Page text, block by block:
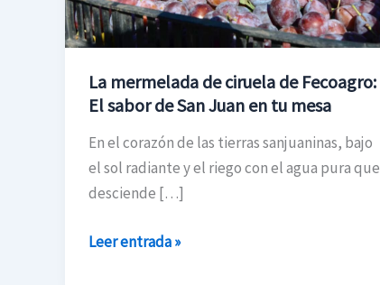
La mermelada de ciruela de Fecoagro:
El sabor de San Juan en tu mesa
En el corazón de las tierras sanjuaninas, bajo
el sol radiante y el riego con el agua pura que
desciende […]
sabor
de
Juan
en
tu
mesa
Leer entrada »